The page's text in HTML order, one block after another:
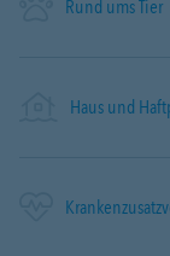
Rund ums Tier
Haus und